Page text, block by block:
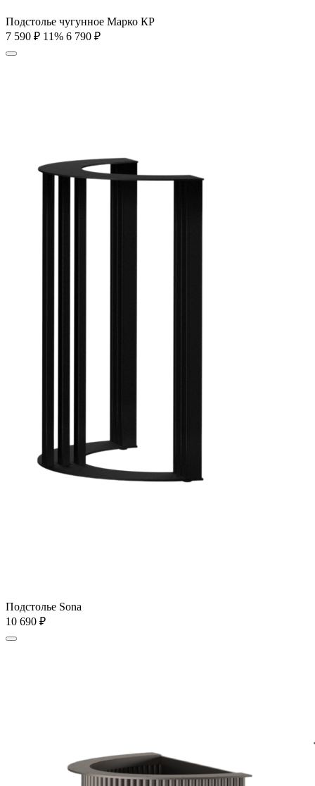
Подстолье чугунное Марко КР
7 590 ₽ 11% 6 790 ₽
Подстолье Sona
10 690 ₽